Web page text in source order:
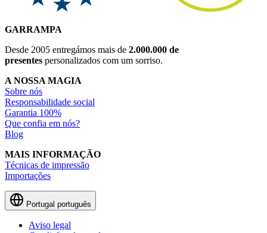
GARRAMPA
Desde 2005 entregámos mais de 2.000.000 de
presentes personalizados com um sorriso.
A NOSSA MAGIA
Sobre nós
Responsabilidade social
Garantia 100%
Que confia em nós?
Blog
MAIS INFORMAÇÃO
Técnicas de impressão
Importações
Portugal português
Aviso legal